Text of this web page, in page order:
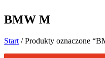
BMW M
Start / Produkty oznaczone